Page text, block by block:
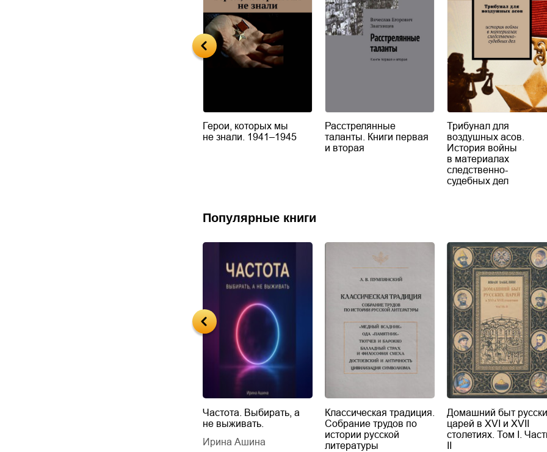
Герои, которых мы
не знали. 1941–1945
Расстрелянные
таланты. Книги первая
и вторая
Трибунал для
воздушных асов.
История войны
в материалах
следственно-
судебных дел
Популярные книги
Частота. Выбирать, а
не выживать.
Ирина Ашина
Классическая традиция.
Собрание трудов по
истории русской
литературы
Домашний быт
царей в XVI и XVII
столетиях. Том I.